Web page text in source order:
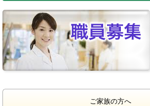
ご家族の方へ